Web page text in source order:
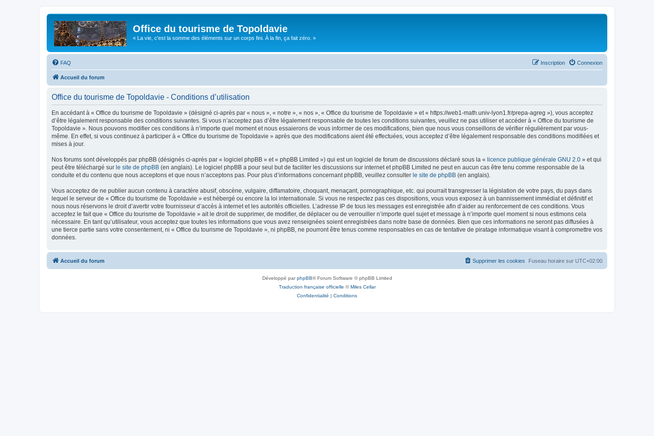
Office du tourisme de Topoldavie
« La vie, c'est la somme des éléments sur un corps fini. À la fin, ça fait zéro. »
FAQ Connexion
Inscription
Accueil du forum
Office du tourisme de Topoldavie - Conditions d’utilisation
En accédant à « Office du tourisme de Topoldavie » (désigné ci-après par « nous », « notre », « nos », « Office du tourisme de Topoldavie » et « https://web1-math.univ-lyon1.fr/prepa-agreg »), vous acceptez
d’être légalement responsable des conditions suivantes. Si vous n’acceptez pas d’être légalement responsable de toutes les conditions suivantes, veuillez ne pas utiliser et accéder à « Office du tourisme de
Topoldavie ». Nous pouvons modifier ces conditions à n’importe quel moment et nous essaierons de vous informer de ces modifications, bien que nous vous conseillons de vérifier régulièrement par vous-
même. En effet, si vous continuez à participer à « Office du tourisme de Topoldavie » après que des modifications aient été effectuées, vous acceptez d’être légalement responsable des conditions modifiées et
mises à jour.
Nos forums sont développés par phpBB (désignés ci-après par « logiciel phpBB » et « phpBB Limited ») qui est un logiciel de forum de discussions déclaré sous la « licence publique générale GNU 2.0 » et qui
peut être téléchargé sur le site de phpBB (en anglais). Le logiciel phpBB a pour seul but de faciliter les discussions sur internet et phpBB Limited ne peut en aucun cas être tenu comme responsable de la
conduite et du contenu que nous acceptons et que nous n’acceptons pas. Pour plus d’informations concernant phpBB, veuillez consulter le site de phpBB (en anglais).
Vous acceptez de ne publier aucun contenu à caractère abusif, obscène, vulgaire, diffamatoire, choquant, menaçant, pornographique, etc. qui pourrait transgresser la législation de votre pays, du pays dans
lequel le serveur de « Office du tourisme de Topoldavie » est hébergé ou encore la loi internationale. Si vous ne respectez pas ces dispositions, vous vous exposez à un bannissement immédiat et définitif et
nous nous réservons le droit d’avertir votre fournisseur d’accès à internet et les autorités officielles. L’adresse IP de tous les messages est enregistrée afin d’aider au renforcement de ces conditions. Vous
acceptez le fait que « Office du tourisme de Topoldavie » ait le droit de supprimer, de modifier, de déplacer ou de verrouiller n’importe quel sujet et message à n’importe quel moment si nous estimons cela
nécessaire. En tant qu’utilisateur, vous acceptez que toutes les informations que vous avez renseignées soient enregistrées dans notre base de données. Bien que ces informations ne seront pas diffusées à
une tierce partie sans votre consentement, ni « Office du tourisme de Topoldavie », ni phpBB, ne pourront être tenus comme responsables en cas de tentative de piratage informatique visant à compromettre vos
données.
Accueil du forum Fuseau horaire sur UTC+02:00
Supprimer les cookies
Développé parphpBB® Forum Software © phpBB Limited
Traduction française officielle ©Miles Cellar
Confidentialité | Conditions